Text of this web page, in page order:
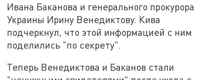
Ивана Баканова и генерального прокурора
Украины Ирину Венедиктову. Кива
подчеркнул, что этой информацией с ним
поделились "по секрету".
Теперь Венедиктова и Баканов стали